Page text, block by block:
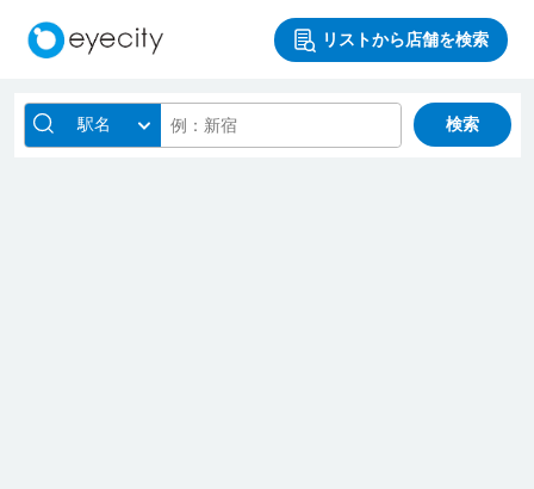
リストから店舗を検索
駅名 検索